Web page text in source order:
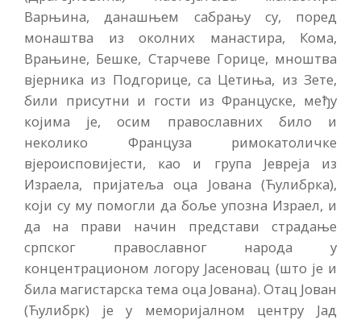
Варњина, данашњем сабрању су, поред
монаштва из околних манастира, Кома,
Врањине, Бешке, Старчеве Горице, мноштва
вјерника из Подгорице, са Цетиња, из Зете,
били присутни и гости из Француске, међу
којима је, осим православних било и
неколико Француза римокатоличке
вјероисповијести, као и група Јевреја из
Израела, пријатеља оца Јована (Ћулибрка),
који су му помогли да боље упозна Израел, и
да на прави начин представи страдање
српског православног народа у
концентрационом логору Јасеновац (што је и
била магистарска тема оца Јована). Отац Јован
(Ћулибрк) је у меморијалном центру Јад